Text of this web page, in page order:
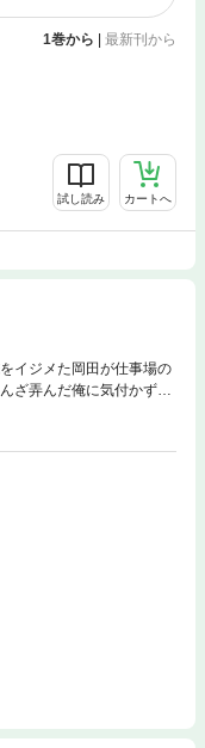
1巻から | 最新刊から
試し読み カートへ
イジメた岡田が仕事場の
ざ弄んだ俺に気付かず告
に惚れさせて捨ててやる
復讐ラブコメ★岡田の親
けマンガつき！